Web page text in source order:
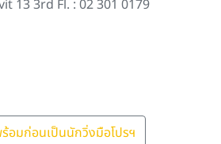
13 3rd Fl. : 02 301 0179
อมก่อนเป็นนักวิ่งมือโปรฯ